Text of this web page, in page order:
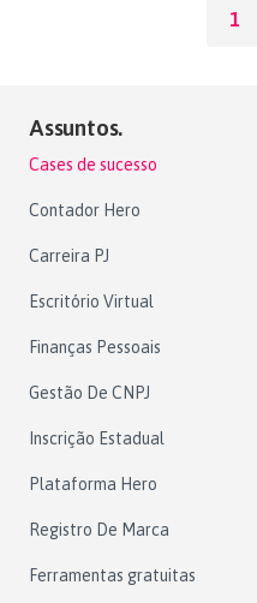
1
Assuntos.
Cases de sucesso
Contador Hero
Carreira PJ
Escritório Virtual
Finanças Pessoais
Gestão De CNPJ
Inscrição Estadual
Plataforma Hero
Registro De Marca
Ferramentas gratuitas